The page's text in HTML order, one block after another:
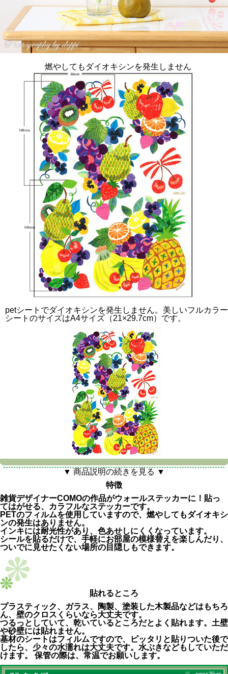
燃やしてもダイオキシンを発生しません
petシートでダイオキシンを発生しません。美しいフルカラ
シートのサイズはA4サイズ（21×29.7cm）です。
▼ 商品説明の続きを見る ▼
特徴
雑貨デザイナーCOMOの作品がウォールステッカーに！貼っ
てはがせる、カラフルなステッカーです。
PETのフィルムを使用していますので、燃やしてもダイオキシ
ンの発生はありません。
インキには耐光性があり、色あせしにくくなっています。
シールを貼るだけで、手軽にお部屋の模様替えを楽しんだり、
ついでに見せたくない場所の目隠しもできます。
貼れるところ
プラスティック、ガラス、陶製、塗装した木製品などはもちろ
ん、壁のクロスくらいなら大丈夫です。
つるっとしていて、乾いているところだとよく貼れます。土壁
や砂壁には貼れません。
基材のシートはフィルムですので、ピッタリと貼りついた後で
したら、少々の水濡れは大丈夫です。水ぶきなどもしていただ
けます。 保管の際は、常温でお願いします。